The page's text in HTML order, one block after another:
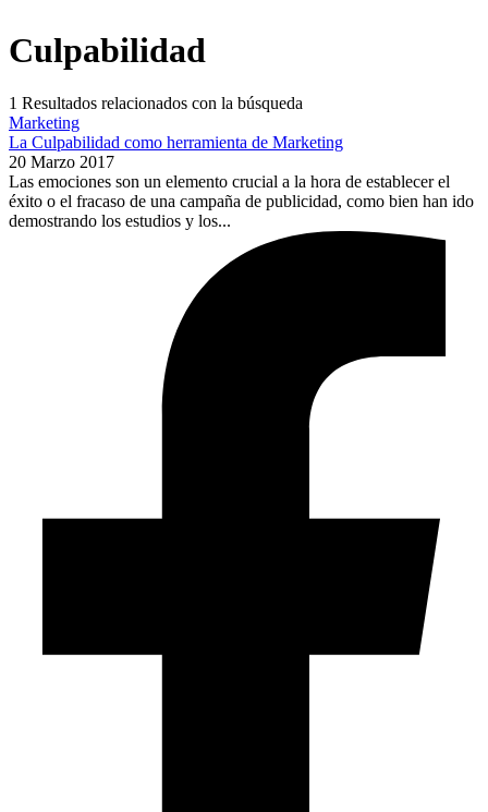
Culpabilidad
1 Resultados relacionados con la búsqueda
Marketing
La Culpabilidad como herramienta de Marketing
20 Marzo 2017
Las emociones son un elemento crucial a la hora de establecer el
éxito o el fracaso de una campaña de publicidad, como bien han ido
demostrando los estudios y los...